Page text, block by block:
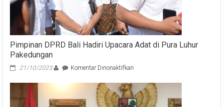
Polri
Pimpinan DPRD Bali Hadiri Upacara Adat di Pura Luhur
Pakedungan
21/10/2023 Komentar Dinonaktifkan
DPRD
Bali
Hadiri